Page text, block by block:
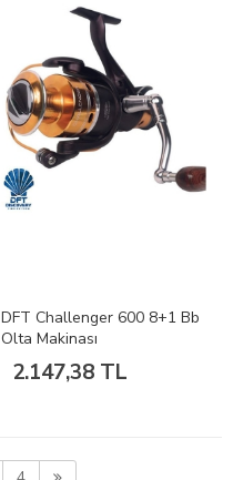
DFT Challenger 600 8+1 Bb
Olta Makinası
2.147,38 TL